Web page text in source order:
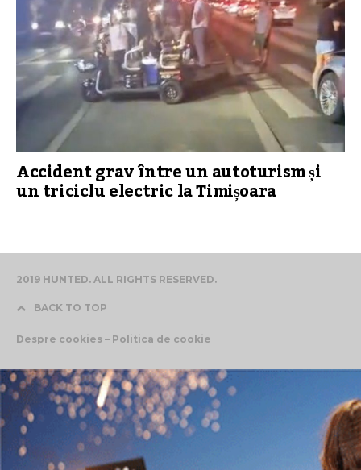
Accident grav între un autoturism și
un triciclu electric la Timișoara
2019 HUNTED. ALL RIGHTS RESERVED.
BACK TO TOP
Despre cookies – Politica de cookie